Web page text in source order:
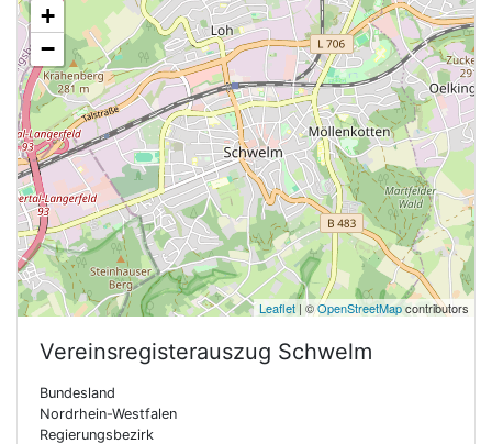
+
−
Leaflet | ©OpenStreetMapcontributors
Vereinsregisterauszug Schwelm
Bundesland
Nordrhein-Westfalen
Regierungsbezirk